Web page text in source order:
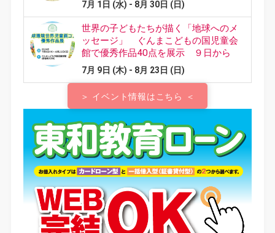
＞ イベント情報はこちら ＜